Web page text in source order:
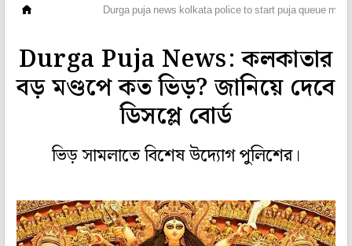
Durga puja news kolkata police to start puja queue
Durga Puja News: কলকাতার
বড় মণ্ডপে কত ভিড়? জানিয়ে দেবে
ডিসপ্লে বোর্ড
ভিড় সামলাতে বিশেষ উদ্যোগ পুলিশের।